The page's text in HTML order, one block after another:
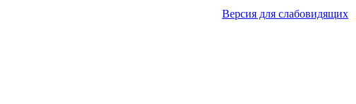
Версия для слабовидящих